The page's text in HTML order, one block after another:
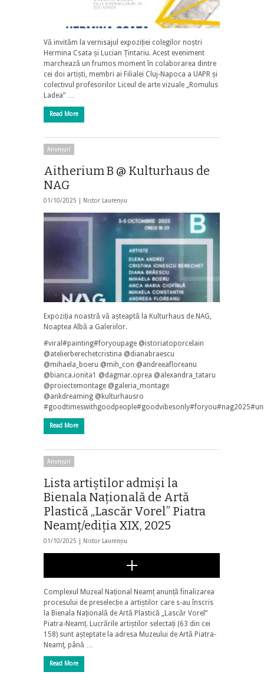
Vă invităm la vernisajul expoziției colegilor noștri
Hermina Csata și Lucian Țintariu. Acest eveniment
marchează un frumos moment în colaborarea dintre
cei doi artiști, membri ai Filialei Cluj-Napoca a UAPR și
colectivul profesorilor Liceul de arte vizuale „Romulus
Ladea” …
Read More
Anunțuri
Aitherium B @ Kulturhaus de
NAG
01/10/2025 | Nistor Laurențiu
Expoziția noastră vă așteaptă la Kulturhaus de NAG,
Noaptea Albă a Galeriilor.
#viral#painting#foryoupage @istoriatoporcelain
@atelierberechetcristina @dianabraescu
@mihaela_boeru @mih_con @andreeafloreanu
@bianca.ionita1 @dagmar.oprea @alexandra_tataru
@proiectemontage @galeria_montage
@ankdreaming @kulturhausro
Read More
Anunțuri
Lista artiștilor admiși la
Bienala Națională de Artă
Plastică „Lascăr Vorel” Piatra
Neamț/ediția XIX, 2025
01/10/2025 | Nistor Laurențiu
Complexul Muzeal Național Neamț anunță finalizarea
procesului de preselecție a artiștilor care s-au înscris
la Bienala Națională de Artă Plastică „Lascăr Vorel”
Piatra-Neamț. Lucrările artiștilor selectați (63 din cei
158) sunt așteptate la adresa Muzeului de Artă Piatra-
Neamț, până …
Read More